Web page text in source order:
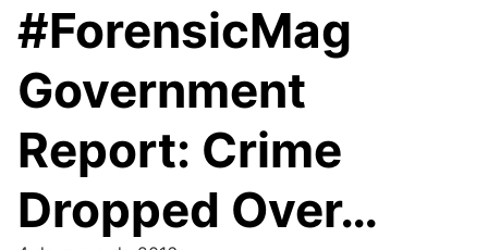
#ForensicMag
Government
Report: Crime
Dropped Over…